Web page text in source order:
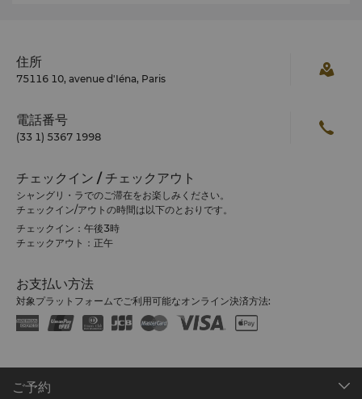
住所
75116 10, avenue d'Iéna, Paris
電話番号
(33 1) 5367 1998
チェックイン / チェックアウト
シャングリ・ラでのご滞在をお楽しみください。
チェックイン/アウトの時間は以下のとおりです。
チェックイン：午後3時
チェックアウト：正午
お支払い方法
対象プラットフォームでご利用可能なオンライン決済方法:
ご予約